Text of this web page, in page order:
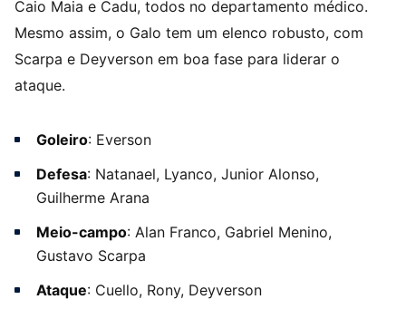
Caio Maia e Cadu, todos no departamento médico.
Mesmo assim, o Galo tem um elenco robusto, com
Scarpa e Deyverson em boa fase para liderar o
ataque.
Goleiro: Everson
Defesa: Natanael, Lyanco, Junior Alonso,
Guilherme Arana
Meio-campo: Alan Franco, Gabriel Menino,
Gustavo Scarpa
Ataque: Cuello, Rony, Deyverson